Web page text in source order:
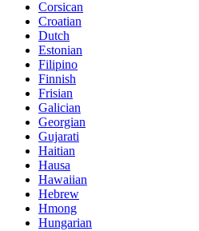
Corsican
Croatian
Dutch
Estonian
Filipino
Finnish
Frisian
Galician
Georgian
Gujarati
Haitian
Hausa
Hawaiian
Hebrew
Hmong
Hungarian